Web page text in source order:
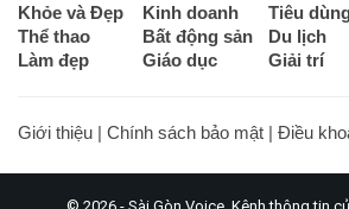
Khỏe và Đẹp
Kinh doanh Tiêu
Thể thao
Bất động sản Du lịch
Làm đẹp
Giáo dục Giải trí
Giới thiệu | Chính sách bảo mật | Điều